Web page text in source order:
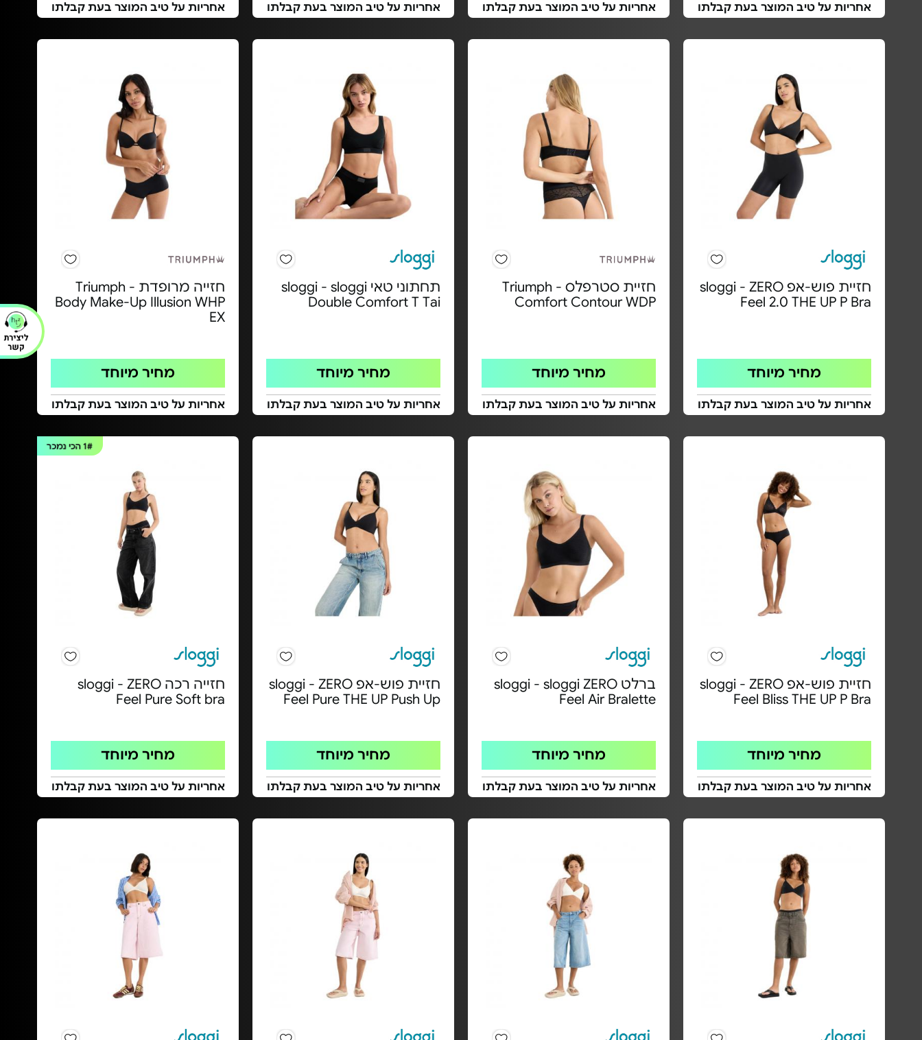
אחריות על טיב המוצר בעת קבלתו אחריות על טיב המוצר בעת קבלתו אחריות על טיב המוצר בעת קבלתו אחריות על טיב המוצר בעת קבלתו
חזיית פוש-אפ sloggi - ZERO
Feel 2.0 THE UP P Bra
מחיר מיוחד
אחריות על טיב המוצר בעת קבלתו
חזיית סטרפלס Triumph -
Comfort Contour WDP
מחיר מיוחד
אחריות על טיב המוצר בעת קבלתו
תחתוני טאי sloggi - sloggi
Double Comfort T Tai
מחיר מיוחד
אחריות על טיב המוצר בעת קבלתו
חזייה מרופדת Triumph -
Body Make-Up Illusion WHP
EX
מחיר מיוחד
אחריות על טיב המוצר בעת קבלתו
חזיית פוש-אפ sloggi - ZERO
Feel Bliss THE UP P Bra
מחיר מיוחד
אחריות על טיב המוצר בעת קבלתו
ברלט sloggi - sloggi ZERO
Feel Air Bralette
מחיר מיוחד
אחריות על טיב המוצר בעת קבלתו
חזיית פוש-אפ sloggi - ZERO
Feel Pure THE UP Push Up
מחיר מיוחד
אחריות על טיב המוצר בעת קבלתו
1#הכי נמכר
חזייה רכה sloggi - ZERO
Feel Pure Soft bra
מחיר מיוחד
אחריות על טיב המוצר בעת קבלתו